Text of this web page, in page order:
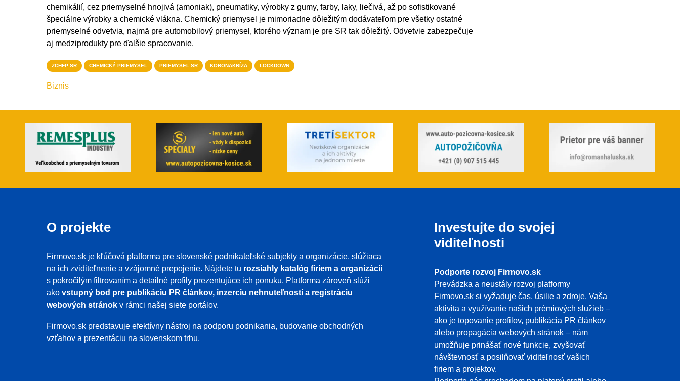
chemikálií, cez priemyselné hnojivá (amoniak), pneumatiky, výrobky z gumy, farby, laky, liečivá, až po sofistikované
špeciálne výrobky a chemické vlákna. Chemický priemysel je mimoriadne dôležitým dodávateľom pre všetky ostatné
priemyselné odvetvia, najmä pre automobilový priemysel, ktorého význam je pre SR tak dôležitý. Odvetvie zabezpečuje
aj medziprodukty pre ďalšie spracovanie.
ZCHFP SR CHEMICKÝ PRIEMYSEL PRIEMYSEL SR KORONAKRÍZA LOCKDOWN
Biznis
O projekte
Firmovo.sk je kľúčová platforma pre slovenské podnikateľské subjekty a organizácie, slúžiaca
na ich zviditeľnenie a vzájomné prepojenie. Nájdete tu rozsiahly katalóg firiem a organizácií
s pokročilým filtrovaním a detailné profily prezentujúce ich ponuku. Platforma zároveň slúži
ako vstupný bod pre publikáciu PR článkov, inzerciu nehnuteľností a registráciu
webových stránok v rámci našej siete portálov.
Firmovo.sk predstavuje efektívny nástroj na podporu podnikania, budovanie obchodných
vzťahov a prezentáciu na slovenskom trhu.
Investujte do svojej
viditeľnosti
Podporte rozvoj Firmovo.sk
Prevádzka a neustály rozvoj platformy
Firmovo.sk si vyžaduje čas, úsilie a zdroje. Vaša
aktivita a využívanie našich prémiových služieb –
ako je topovanie profilov, publikácia PR článkov
alebo propagácia webových stránok – nám
umožňuje prinášať nové funkcie, zvyšovať
návštevnosť a posilňovať viditeľnosť vašich
firiem a projektov.